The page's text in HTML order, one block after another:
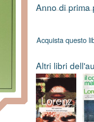
Anno di prima
Acquista questo
Altri libri